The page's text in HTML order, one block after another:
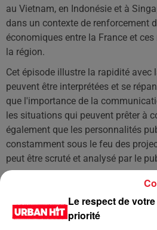
au Vietnam, en Indonésie et à
dans un contexte de renforcement
économiques entre la France et
la région.
Cet épisode illustre la rapidité avec
peuvent être interprétées et se
que l'importance de la
les situations qui peuvent prêter à
également que les personnalités
constamment sous le feu des
peut être scruté et analysé par le
dépôt de cookies que vous
souhaitez l'afficher, merci de
Le respect de
priorité